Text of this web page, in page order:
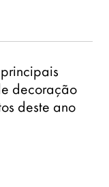
principais
decoração
deste ano